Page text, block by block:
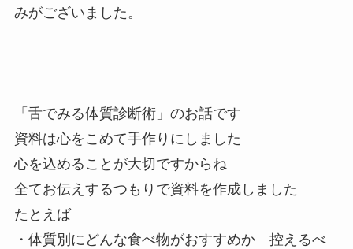
みがございました。
「舌でみる体質診断術」のお話です
資料は心をこめて手作りにしました
心を込めることが大切ですからね
全てお伝えするつもりで資料を作成しました
たとえば
・体質別にどんな食べ物がおすすめか 控えるべ